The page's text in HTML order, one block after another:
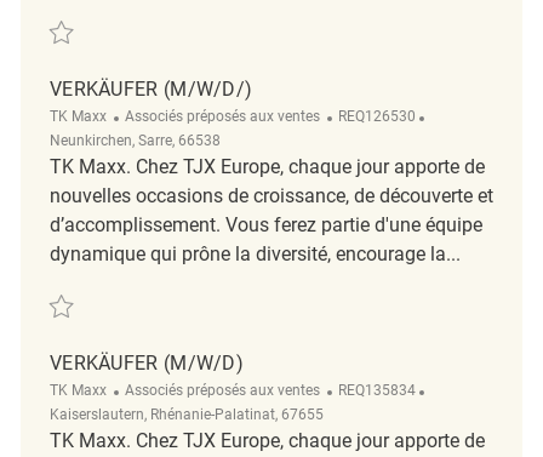
Sauvegarder Verkäufer (m/w/d) REQ132681
VERKÄUFER (M/W/D/)
TK Maxx Catégorie
Associés préposés aux ventes ReqId
REQ126530
Neunkirchen, Sarre, 66538
TK Maxx. Chez TJX Europe, chaque jour apporte de
nouvelles occasions de croissance, de découverte et
d’accomplissement. Vous ferez partie d'une équipe
dynamique qui prône la diversité, encourage la...
Sauvegarder Verkäufer (m/w/d/) REQ126530
VERKÄUFER (M/W/D)
TK Maxx Catégorie
Associés préposés aux ventes ReqId
REQ135834
Kaiserslautern, Rhénanie-Palatinat, 67655
TK Maxx. Chez TJX Europe, chaque jour apporte de